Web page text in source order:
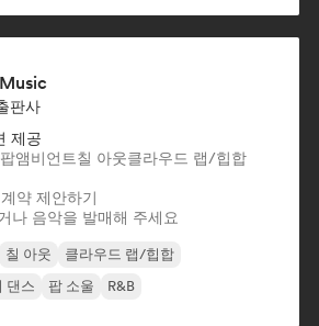
판사
제공
앰비언트칠 아웃클라우드 랩/힙합
약 제안하기
나 음악을 발매해 주세요
칠 아웃
클라우드 랩/힙합
댄스 팝 소울 R&B